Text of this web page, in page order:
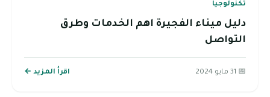
تكنولوجيا
دليل ميناء الفجيرة اهم الخدمات وطرق
التواصل
📅 31 مايو 2024 اقرأ المزيد ←